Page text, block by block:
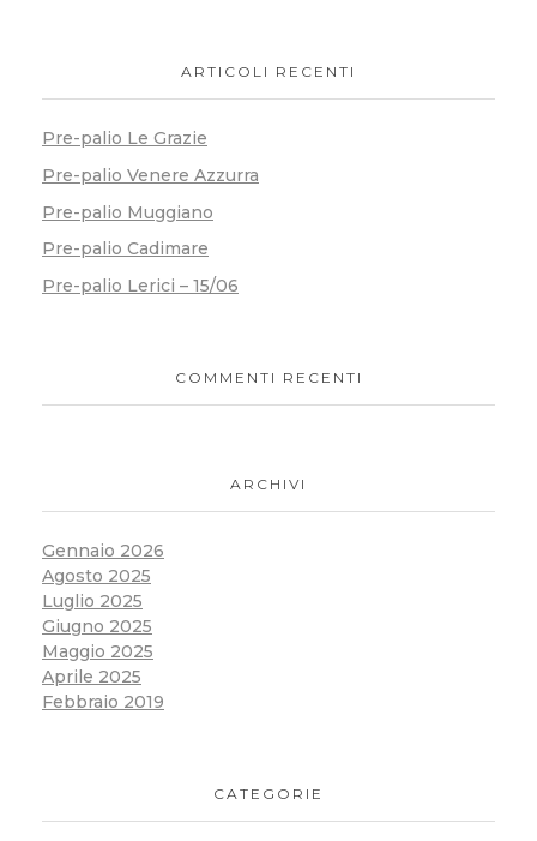
ARTICOLI RECENTI
Pre-palio Le Grazie
Pre-palio Venere Azzurra
Pre-palio Muggiano
Pre-palio Cadimare
Pre-palio Lerici – 15/06
COMMENTI RECENTI
ARCHIVI
Gennaio 2026
Agosto 2025
Luglio 2025
Giugno 2025
Maggio 2025
Aprile 2025
Febbraio 2019
CATEGORIE